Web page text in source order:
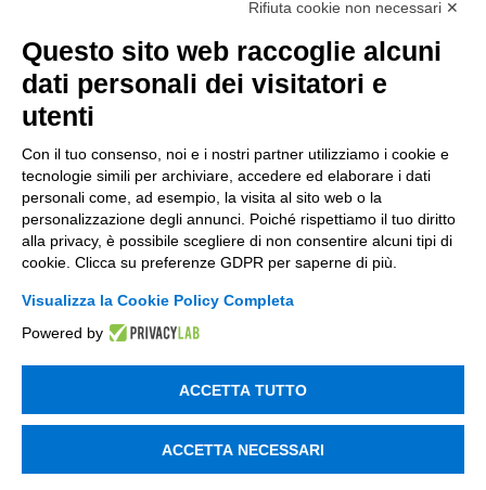
Nuovi Mercati
Innovazione di prodotto e processo
Data & BI
Trasformazione Digitale
Compliance Normativa Integrata
Soluzioni Digitali
Smart Factory
Soluzioni AI
Rifiuta cookie non necessari ✕
Questo sito web raccoglie alcuni
dati personali dei visitatori e
utenti
Con il tuo consenso, noi e i nostri partner utilizziamo i cookie e
tecnologie simili per archiviare, accedere ed elaborare i dati
personali come, ad esempio, la visita al sito web o la
personalizzazione degli annunci. Poiché rispettiamo il tuo diritto
alla privacy, è possibile scegliere di non consentire alcuni tipi di
cookie. Clicca su preferenze GDPR per saperne di più.
Visualizza la Cookie Policy Completa
Powered by
ACCETTA TUTTO
ACCETTA NECESSARI